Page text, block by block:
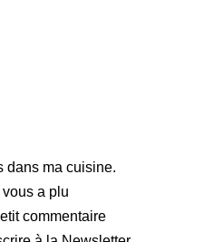
dans ma cuisine.
a plu
commentaire